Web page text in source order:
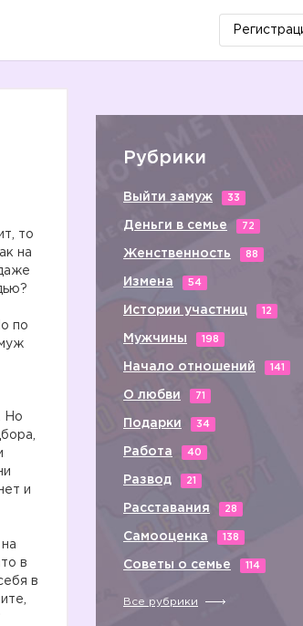
то
на
по
Но
и
в
в
Рубрики
Выйти замуж 33
Деньги в семье 72
Женственность 88
Измена 54
Истории участниц 12
Мужчины 198
Начало отношений 141
О любви 71
Подарки 34
Работа 40
Развод 21
Расставания 28
Самооценка 138
Советы о семье 114
Все рубрики